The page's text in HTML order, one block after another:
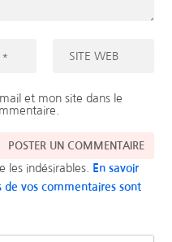
et mon site dans le
les indésirables.
En savoir
de vos commentaires sont